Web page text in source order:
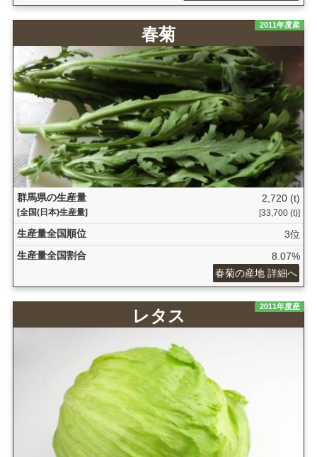
2011年度産
春菊
群馬県の生産量
[全国(日本)生産量]
2,720 (t)
[33,700 (t)]
生産量全国順位
3位
生産量全国割合
8.07%
春菊の産地 詳細へ
2011年度産
レタス